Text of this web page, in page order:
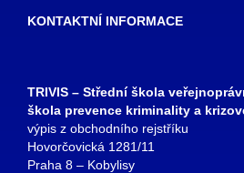
KONTAKTNÍ INFORMACE
TRIVIS – Střední škola
škola prevence kriminality a
výpis z obchodního rejstříku
Hovorčovická 1281/11
Praha 8 – Kobylisy